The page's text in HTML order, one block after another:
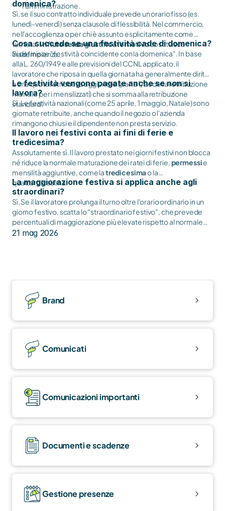
l'amministrazione.
domenica?
Sì, se il suo contratto individuale prevede un orario fisso (es.
lunedì-venerdì) senza clausole di flessibilità. Nel commercio,
nell'accoglienza o per chi è assunto esplicitamente come
turnista, ilrifiuto senza giustificato motivocostituisce
inadempienza.
Cosa succede se una festività cade di domenica?
Si definisce "festività coincidente con la domenica". In base
alla L. 260/1949 e alle previsioni del CCNL applicato, il
lavoratore che riposa in quella giornata ha generalmente diritto
a una quota retributiva aggiuntiva (pari a 1/26 della retribuzione
mensile per i mensilizzati) che si somma alla retribuzione
standard.
Le festività vengono pagate anche se non si
lavora?
Sì. Le festività nazionali (come 25 aprile, 1 maggio, Natale) sono
giornate retribuite, anche quando il negozio o l'azienda
rimangono chiusi e il dipendente non presta servizio.
Il lavoro nei festivi conta ai fini di ferie e
tredicesima?
Assolutamente sì. Il lavoro prestato nei giorni festivi non blocca
né riduce la normale maturazione dei ratei di ferie,permessie
mensilità aggiuntive, come latredicesimao la
quattordicesima.
La maggiorazione festiva si applica anche agli
straordinari?
Sì. Se il lavoratore prolunga il turno oltre l'orario ordinario in un
giorno festivo, scatta lo "straordinario festivo", che prevede
percentuali di maggiorazione più elevate rispetto al normale
lavoro supplementare.
21 mag 2026
Brand
Comunicati
Comunicazioni importanti
Documenti e scadenze
Gestione presenze